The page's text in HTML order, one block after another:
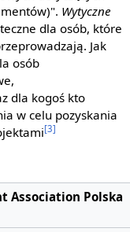
Wytyczne
dla osób, które
Jak
osób
dla kogoś kto
w celu pozyskania
[3]
Association Polska